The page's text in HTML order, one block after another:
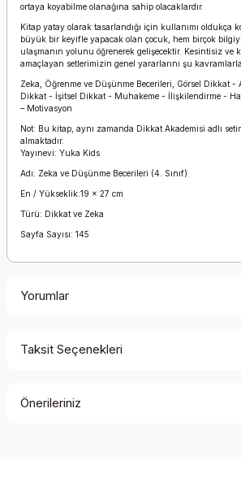
ortaya koyabilme olanağına sahip olacaklardır.
Kitap yatay olarak tasarlandığı için kullanımı oldukça
büyük bir keyifle yapacak olan çocuk, hem birçok
ulaşmanın yolunu öğrenerek gelişecektir. Kesintisiz ve
amaçlayan setlerimizin genel yararlarını şu
Zeka, Öğrenme ve Düşünme Becerileri, Görsel Dikkat
Dikkat - İşitsel Dikkat - Muhakeme - İlişkilendirme -
– Motivasyon
Not: Bu kitap, aynı zamanda Dikkat Akademisi adlı
almaktadır.
Yayınevi: Yuka Kids
Adı: Zeka ve Düşünme Becerileri (4. Sınıf)
En / Yükseklik:19 x 27 cm
Türü: Dikkat ve Zeka
Sayfa Sayısı: 145
Yorumlar
Taksit Seçenekleri
Önerileriniz